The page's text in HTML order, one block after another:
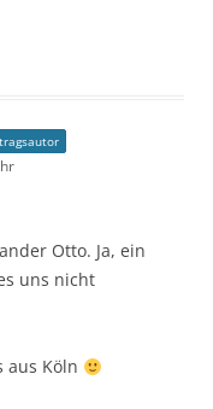
Otto. Ja, ein
uns nicht
aus Köln